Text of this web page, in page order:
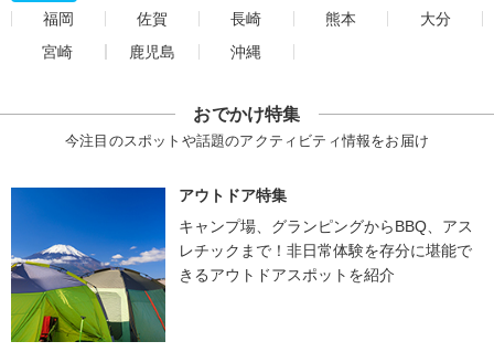
福岡
佐賀 長崎 熊本
大分
宮崎
鹿児島 沖縄
おでかけ特集
今注目のスポットや話題のアクティビティ情報をお届け
アウトドア特集
キャンプ場、グランピングからBBQ、アス
レチックまで！非日常体験を存分に堪能で
きるアウトドアスポットを紹介